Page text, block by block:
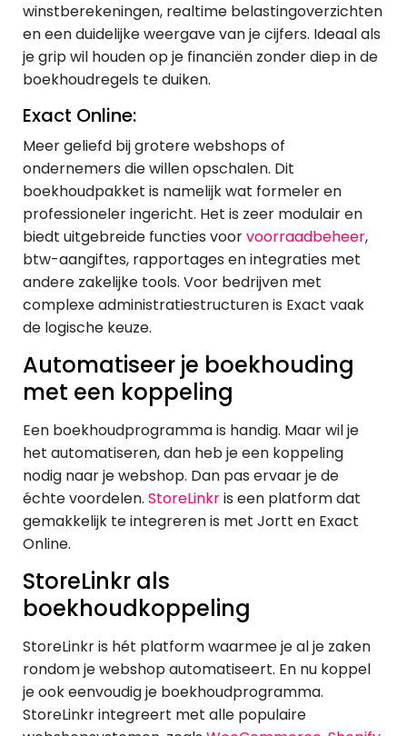
winstberekeningen, realtime belastingoverzichten
en een duidelijke weergave van je cijfers. Ideaal als
je grip wil houden op je financiën zonder diep in de
boekhoudregels te duiken.
Exact Online:
Meer geliefd bij grotere webshops of
ondernemers die willen opschalen. Dit
boekhoudpakket is namelijk wat formeler en
professioneler ingericht. Het is zeer modulair en
biedt uitgebreide functies voorvoorraadbeheer,
btw-aangiftes, rapportages en integraties met
andere zakelijke tools. Voor bedrijven met
complexe administratiestructuren is Exact vaak
de logische keuze.
Automatiseer je boekhouding
met een koppeling
Een boekhoudprogramma is handig. Maar wil je
het automatiseren, dan heb je een koppeling
nodig naar je webshop. Dan pas ervaar je de
échte voordelen. StoreLinkris een platform dat
gemakkelijk te integreren is met Jortt en Exact
Online.
StoreLinkr als
boekhoudkoppeling
StoreLinkr is hét platform waarmee je al je zaken
rondom je webshop automatiseert. En nu koppel
je ook eenvoudig je boekhoudprogramma.
StoreLinkr integreert met alle populaire